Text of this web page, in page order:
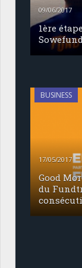
09/06/2017
1ère
BUSINESS
17/05/2017
Good
du